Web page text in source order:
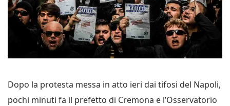
Dopo la protesta messa in atto ieri dai tifosi del Napoli,
pochi minuti fa il prefetto di Cremona e l’Osservatorio